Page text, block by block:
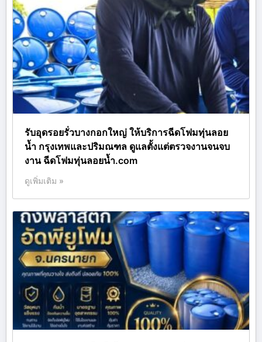
รับอุดรอยรั่วบางกอกใหญ่ ให้บริการฉีดโฟมทุ่นลอย
น้ำ กรุงเทพและปริมณฑล ดูแลตั้งแต่ตรวจงานจนจบ
งาน ฉีดโฟมทุ่นลอยน้ำ.com
ดูเพิ่มเติม »